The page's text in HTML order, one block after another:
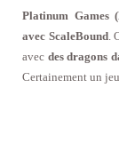
Platinum Games
avec ScaleBound.
avec des dragons
Certainement un